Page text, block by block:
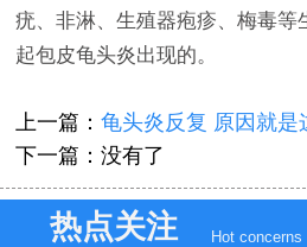
疣、非淋、生殖器疱疹、梅毒等
起包皮龟头炎出现的。
上一篇：龟头炎反复 原因就是
下一篇：没有了
热点关注 Hot concerns